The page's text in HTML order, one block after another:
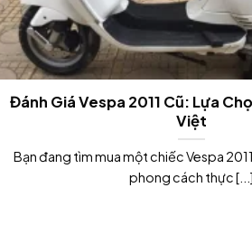
Đánh Giá Vespa 2011 Cũ: Lựa
Việt
Bạn đang tìm mua một chiếc Vespa
phong cách thực [...]